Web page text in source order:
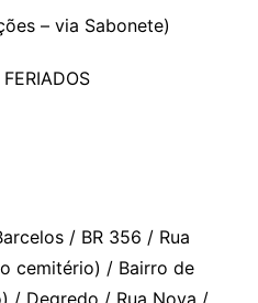
– via Sabonete)
/ BR 356 / Rua
cemitério) / Bairro de
/ Degredo / Rua Nova /